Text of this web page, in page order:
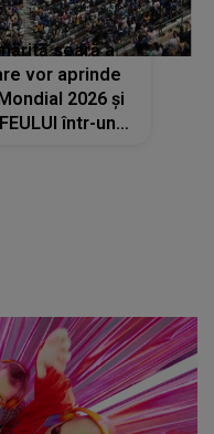
seară a
vor aprinde
2026 și
într-un